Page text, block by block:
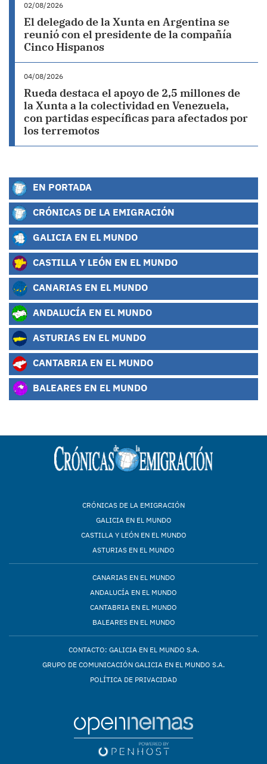
02/08/2026
El delegado de la Xunta en Argentina se
reunió con el presidente de la compañía
Cinco Hispanos
04/08/2026
Rueda destaca el apoyo de 2,5 millones de
la Xunta a la colectividad en Venezuela,
con partidas específicas para afectados por
los terremotos
EN PORTADA
CRÓNICAS DE LA EMIGRACIÓN
GALICIA EN EL MUNDO
CASTILLA Y LEÓN EN EL MUNDO
CANARIAS EN EL MUNDO
ANDALUCÍA EN EL MUNDO
ASTURIAS EN EL MUNDO
CANTABRIA EN EL MUNDO
BALEARES EN EL MUNDO
CRÓNICAS DE LA EMIGRACIÓN
GALICIA EN EL MUNDO
CASTILLA Y LEÓN EN EL MUNDO
ASTURIAS EN EL MUNDO
CANARIAS EN EL MUNDO
ANDALUCÍA EN EL MUNDO
CANTABRIA EN EL MUNDO
BALEARES EN EL MUNDO
CONTACTO: GALICIA EN EL MUNDO S.A.
GRUPO DE COMUNICACIÓN GALICIA EN EL MUNDO S.A.
POLÍTICA DE PRIVACIDAD